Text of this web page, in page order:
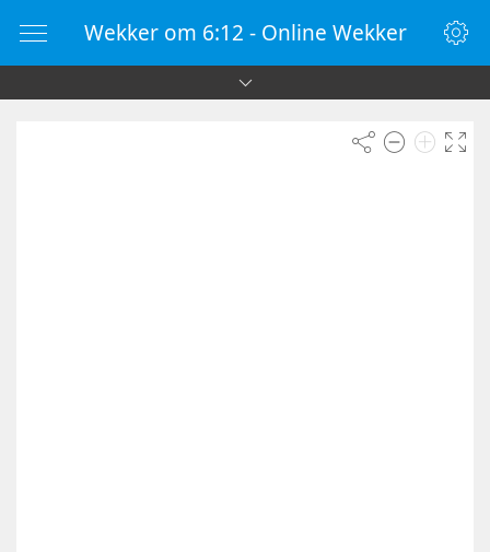
Wekker om 6:12 - Online Wekker